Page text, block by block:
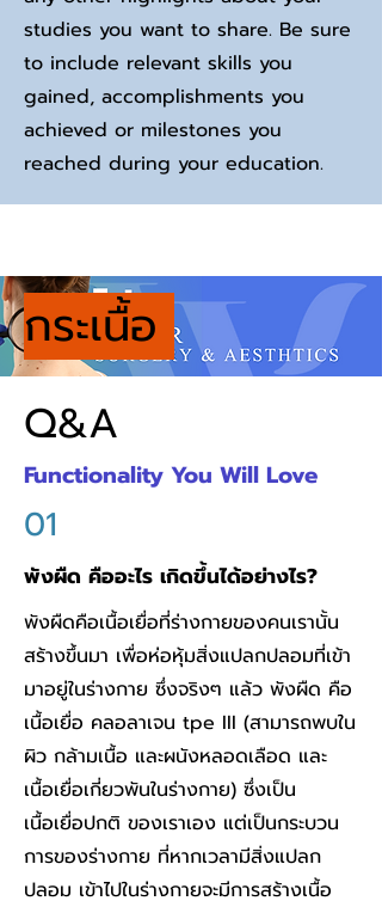
studies you want to share. Be sure
to include relevant skills you
gained, accomplishments you
achieved or milestones you
reached during your education.
กระเนื้อ
Q&A
Functionality You Will Love
01
พังผืด คืออะไร เกิดขึ้นได้อย่างไร?
พังผืดคือเนื้อเยื่อที่ร่างกายของคนเรานั้น
สร้างขึ้นมา เพื่อห่อหุ้มสิ่งแปลกปลอมที่เข้า
มาอยู่ในร่างกาย ซึ่งจริงๆ แล้ว พังผืด คือ
เนื้อเยื่อ คลอลาเจน tpe III (สามารถพบใน
ผิว กล้ามเนื้อ และผนังหลอดเลือด และ
เนื้อเยื่อเกี่ยวพันในร่างกาย) ซึ่งเป็น
เนื้อเยื่อปกติ ของเราเอง แต่เป็นกระบวน
การของร่างกาย ที่หากเวลามีสิ่งแปลก
ปลอม เข้าไปในร่างกายจะมีการสร้างเนื้อ